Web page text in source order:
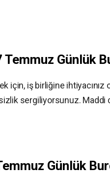
Temmuz Günlük
için, iş birliğine ihtiyacınız
sergiliyorsunuz. Maddi
Günlük